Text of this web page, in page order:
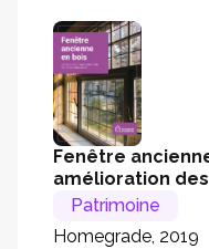
Fenêtre
amélioration
Patrimoine
Homegrade, 2019